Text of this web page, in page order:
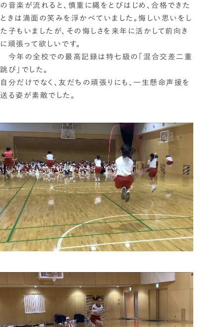
の音楽が流れると、慎重に縄をとびはじめ、合格できた
ときは満面の笑みを浮かべていました。悔しい思いをし
た子もいましたが、その悔しさを来年に活かして前向き
に頑張って欲しいです。
今年の全校での最高記録は特七級の「混合交差二重
跳び」でした。
自分だけでなく、友だちの頑張りにも、一生懸命声援を
送る姿が素敵でした。